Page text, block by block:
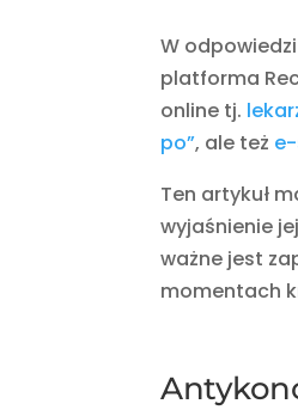
W
platforma
online tj.
po”, ale też
Ten artykuł
wyjaśnienie
ważne jest
momentach